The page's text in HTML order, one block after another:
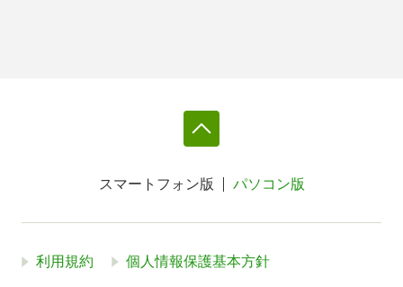
スマートフォン版 パソコン版
利用規約 個人情報保護基本方針